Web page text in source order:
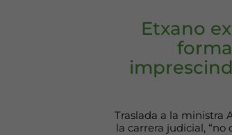
Etxano
Traslada a la ministra
la carrera judicial,